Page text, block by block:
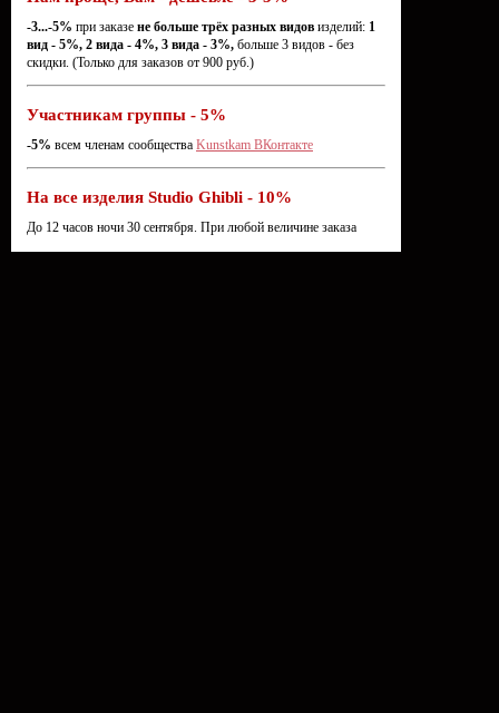
-3...-5% при заказе не больше трёх разных видов изделий: 1
вид - 5%, 2 вида - 4%, 3 вида - 3%, больше 3 видов - без
скидки. (Только для заказов от 900 руб.)
Участникам группы - 5%
-5% всем членам сообщества Kunstkam ВКонтакте
На все изделия Studio Ghibli - 10%
До 12 часов ночи 30 сентября. При любой величине заказа